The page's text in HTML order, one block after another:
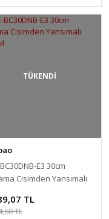
TÜKENDİ
E3 30cm
Cisimden Yansımalı
TL
TL